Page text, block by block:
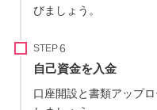
びましょう。
STEP
自己資金を入金
口座開設と書類アップ